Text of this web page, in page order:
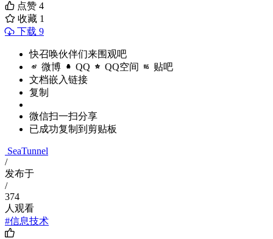
点赞 4
收藏 1
下载 9
快召唤伙伴们来围观吧
微博 QQ QQ空间 贴吧
文档嵌入链接
复制
微信扫一扫分享
已成功复制到剪贴板
SeaTunnel
/
发布于
/
374
人观看
#信息技术